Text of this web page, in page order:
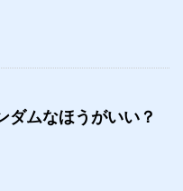
ダムなほうがいい？